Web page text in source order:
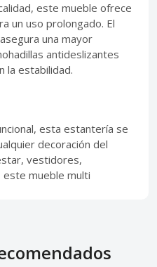
este mueble ofrece
un uso prolongado. El
una mayor
antideslizantes
la estabilidad.
esta estantería se
decoración del
vestidores,
mueble multi